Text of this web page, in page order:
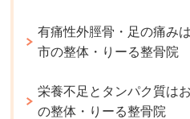
有痛性外脛骨・足の痛み
市の整体・りーる整骨院
栄養不足とタンパク質は
の整体・りーる整骨院